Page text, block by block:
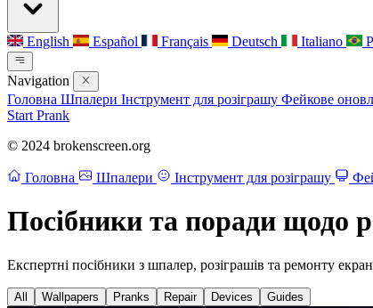
English Español Français Deutsch Italiano
Navigation
Головна Шпалери Інструмент для розіграшу Фейкове
Start Prank
© 2024 brokenscreen.org
Головна Шпалери Інструмент для розіграшу
Посібники та поради щодо
Експертні посібники з шпалер, розіграшів та ремонту
All Wallpapers Pranks Repair Devices Guides